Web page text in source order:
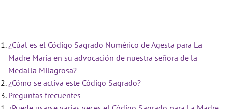
¿Cúal es el Código Sagrado Numérico de Agesta para La
Madre María en su advocación de nuestra señora de la
Medalla Milagrosa?
¿Cómo se activa este Código Sagrado?
Preguntas frecuentes